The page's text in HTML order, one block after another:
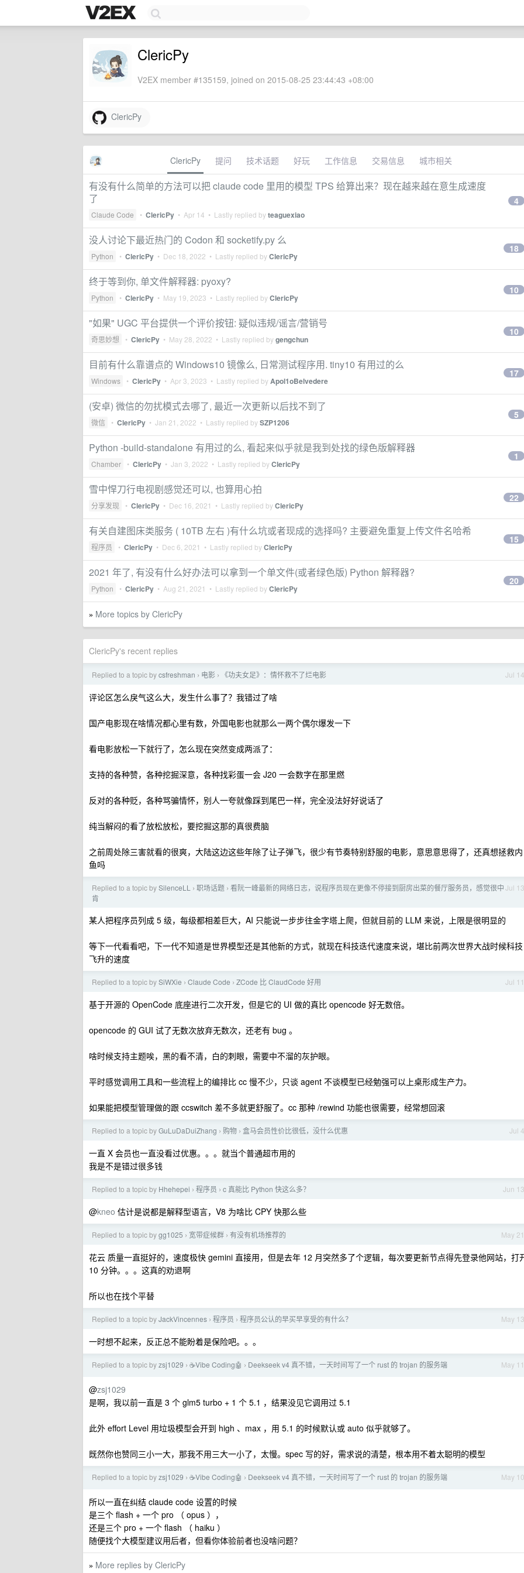
ClericPy
V2EX member #135159, joined on 2015-08-25 23:44:43 +08:00
ClericPy
ClericPy 提问 技术话题 好玩 工作信息 交易信息 城市相关
有没有什么简单的方法可以把 claude code 里用的模型 TPS 给算出来？现在越来越在意生成速度
了
Claude Code • ClericPy • Apr 14 • Lastly replied byteaguexiao
4
没人讨论下最近热门的 Codon 和 socketify.py 么
Python • ClericPy • Dec 18, 2022 • Lastly replied byClericPy
18
终于等到你, 单文件解释器: pyoxy?
Python • ClericPy • May 19, 2023 • Lastly replied byClericPy
10
"如果" UGC 平台提供一个评价按钮: 疑似违规/谣言/营销号
奇思妙想 • ClericPy • May 28, 2022 • Lastly replied bygengchun
10
目前有什么靠谱点的 Windows10 镜像么, 日常测试程序用. tiny10 有用过的么
Windows • ClericPy • Apr 3, 2023 • Lastly replied byApol1oBelvedere
17
(安卓) 微信的勿扰模式去哪了, 最近一次更新以后找不到了
微信 • ClericPy • Jan 21, 2022 • Lastly replied bySZP1206
5
Python -build-standalone 有用过的么, 看起来似乎就是我到处找的绿色版解释器
Chamber • ClericPy • Jan 3, 2022 • Lastly replied byClericPy
1
雪中悍刀行电视剧感觉还可以, 也算用心拍
分享发现 • ClericPy • Dec 16, 2021 • Lastly replied byClericPy
22
有关自建图床类服务 ( 10TB 左右 )有什么坑或者现成的选择吗? 主要避免重复上传文件名哈希
程序员 • ClericPy • Dec 6, 2021 • Lastly replied byClericPy
15
2021 年了, 有没有什么好办法可以拿到一个单文件(或者绿色版) Python 解释器?
Python • ClericPy • Aug 21, 2021 • Lastly replied byClericPy
20
» More topics by ClericPy
ClericPy's recent replies
Jul 14
Replied to a topic bycsfreshman › 电影 › 《功夫女足》：情怀救不了烂电影
评论区怎么戾气这么大，发生什么事了？我错过了啥
国产电影现在啥情况都心里有数，外国电影也就那么一两个偶尔爆发一下
看电影放松一下就行了，怎么现在突然变成两派了：
支持的各种赞，各种挖掘深意，各种找彩蛋一会 J20 一会数字在那里燃
反对的各种贬，各种骂骗情怀，别人一夸就像踩到尾巴一样，完全没法好好说话了
纯当解闷的看了放松放松，要挖掘这那的真很费脑
之前周处除三害就看的很爽，大陆这边这些年除了让子弹飞，很少有节奏特别舒服的电影，意思意思得了，还真想拯救内
鱼吗
Jul 13
Replied to a topic bySilenceLL › 职场话题 › 看阮一峰最新的网络日志，说程序员现在更像不停接到厨房出菜的餐厅服务员，感觉很中
肯
某人把程序员列成 5 级，每级都相差巨大，AI 只能说一步步往金字塔上爬，但就目前的 LLM 来说，上限是很明显的
等下一代看看吧，下一代不知道是世界模型还是其他新的方式，就现在科技迭代速度来说，堪比前两次世界大战时候科技
飞升的速度
Jul 11
Replied to a topic bySiWXie › Claude Code › ZCode 比 ClaudCode 好用
基于开源的 OpenCode 底座进行二次开发，但是它的 UI 做的真比 opencode 好无数倍。
opencode 的 GUI 试了无数次放弃无数次，还老有 bug 。
啥时候支持主题唉，黑的看不清，白的刺眼，需要中不溜的灰护眼。
平时感觉调用工具和一些流程上的编排比 cc 慢不少，只谈 agent 不谈模型已经勉强可以上桌形成生产力。
如果能把模型管理做的跟 ccswitch 差不多就更舒服了。cc 那种 /rewind 功能也很需要，经常想回滚
Jul 4
Replied to a topic byGuLuDaDuiZhang › 购物 › 盒马会员性价比很低，没什么优惠
一直 X 会员也一直没看过优惠。。。就当个普通超市用的
我是不是错过很多钱
Jun 13
Replied to a topic by Hhehepei › 程序员 › c 真能比 Python 快这么多？
@kneo 估计是说都是解释型语言，V8 为啥比 CPY 快那么些
May 21
Replied to a topic bygg1025 › 宽带症候群 › 有没有机场推荐的
花云 质量一直挺好的，速度极快 gemini 直接用，但是去年 12 月突然多了个逻辑，每次要更新节点得先登录他网站，打
10 分钟。。。这真的劝退啊
所以也在找个平替
May 13
Replied to a topic byJackVincennes › 程序员 › 程序员公认的早买早享受的有什么？
一时想不起来，反正总不能盼着是保险吧。。。
May 11
Replied to a topic byzsj1029 › ☕Vibe Coding🤖 › Deekseek v4 真不错，一天时间写了一个 rust 的 trojan 的服务端
@zsj1029
是啊，我以前一直是 3 个 glm5 turbo + 1 个 5.1 ，结果没见它调用过 5.1
此外 effort Level 用垃圾模型会开到 high 、max ，用 5.1 的时候默认或 auto 似乎就够了。
既然你也赞同三小一大，那我不用三大一小了，太慢。spec 写的好，需求说的清楚，根本用不着太聪明的模型
May 10
Replied to a topic byzsj1029 › ☕Vibe Coding🤖 › Deekseek v4 真不错，一天时间写了一个 rust 的 trojan 的服务端
所以一直在纠结 claude code 设置的时候
是三个 flash + 一个 pro （ opus ），
还是三个 pro + 一个 flash （ haiku ）
随便找个大模型建议用后者，但看你体验前者也没啥问题？
» More replies by ClericPy